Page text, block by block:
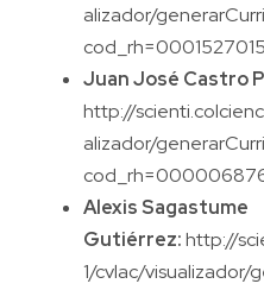
alizador/
cod_rh=0001527015
Juan José Castro
http://
alizador/
Alexis Sagastume
Gutiérrez:http://
1/cvlac/visualizador/